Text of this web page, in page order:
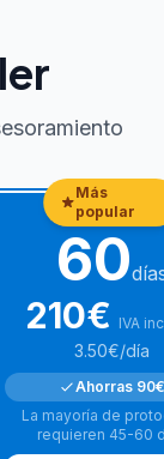
Más
popular
60
210€ IVA
3.50€/día
Ahorras 90€
La mayoría de
requieren 45-60